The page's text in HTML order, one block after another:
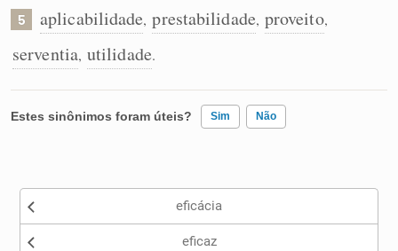
5 aplicabilidade, prestabilidade, proveito,
serventia, utilidade.
Estes sinônimos foram úteis? Sim Não
Nenhum dos sinônimos apresentados me ajudou
eficácia
eficaz